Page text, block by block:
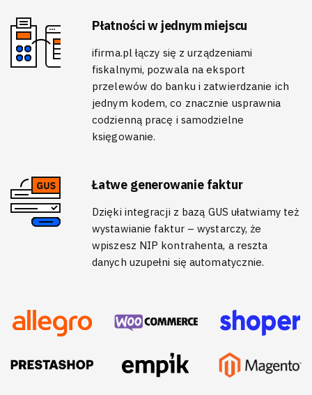
Płatności w jednym miejscu
ifirma.pl łączy się z urządzeniami
fiskalnymi, pozwala na eksport
przelewów do banku i zatwierdzanie ich
jednym kodem, co znacznie usprawnia
codzienną pracę i samodzielne
księgowanie.
Łatwe generowanie faktur
Dzięki integracji z bazą GUS ułatwiamy też
wystawianie faktur – wystarczy, że
wpiszesz NIP kontrahenta, a reszta
danych uzupełni się automatycznie.